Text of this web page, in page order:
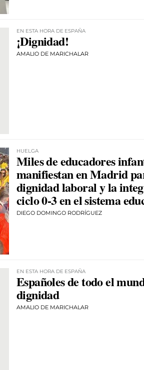
EN ESTA HORA DE ESPAÑA
¡Dignidad!
AMALIO DE MARICHALAR
HUELGA
Miles de educadores
manifiestan en Madrid
dignidad laboral y la
ciclo 0-3 en el sistema
DIEGO DOMINGO RODRÍGUEZ
EN ESTA HORA DE ESPAÑA
Españoles de todo el
dignidad
AMALIO DE MARICHALAR